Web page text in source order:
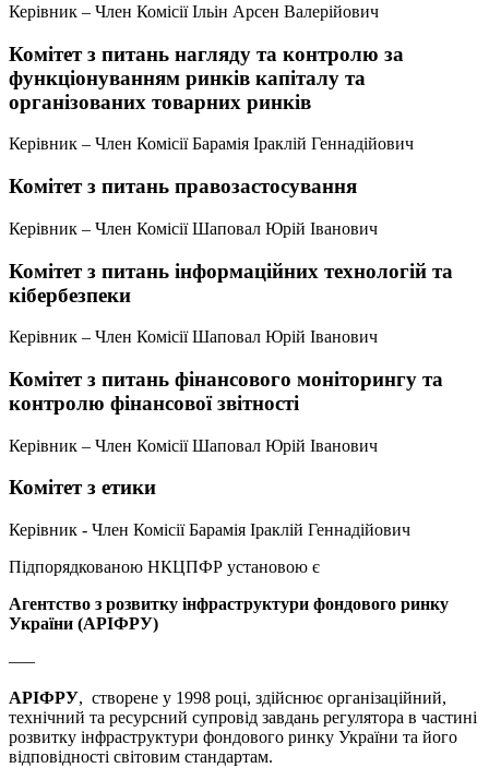
Керівник – Член Комісії Ільін Арсен Валерійович
Комітет з питань нагляду та контролю за
функціонуванням ринків капіталу та
організованих товарних ринків
Керівник – Член Комісії Барамія Іраклій Геннадійович
Комітет з питань правозастосування
Керівник – Член Комісії Шаповал Юрій Іванович
Комітет з питань інформаційних технологій та
кібербезпеки
Керівник – Член Комісії Шаповал Юрій Іванович
Комітет з питань фінансового моніторингу та
контролю фінансової звітності
Керівник – Член Комісії Шаповал Юрій Іванович
Комітет з етики
Керівник - Член Комісії Барамія Іраклій Геннадійович
Підпорядкованою НКЦПФР установою є
Агентство з розвитку інфраструктури фондового ринку
України (АРІФРУ)
—–
АРІФРУ, створене у 1998 році, здійснює організаційний,
технічний та ресурсний супровід завдань регулятора в частині
розвитку інфраструктури фондового ринку України та його
відповідності світовим стандартам.